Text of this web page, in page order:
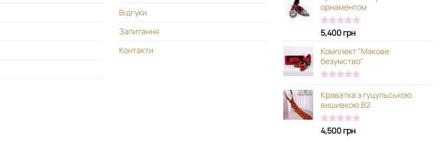
Відгуки
Запитання
Контакти
орнаментом
Оцінено в
з 5
5,400грн
Комплект "Макове
безумство"
5.00з 5
Краватка з гуцульською
вишивкою В2
Оцінено в
з 5
4,500грн